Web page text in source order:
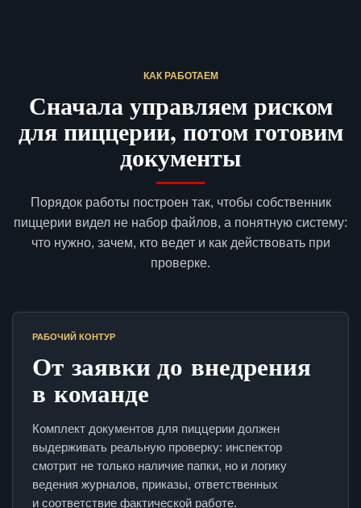
КАК РАБОТАЕМ
Сначала управляем риском
для пиццерии, потом готовим
документы
Порядок работы построен так, чтобы собственник
пиццерии видел не набор файлов, а понятную систему:
что нужно, зачем, кто ведет и как действовать при
проверке.
РАБОЧИЙ КОНТУР
От заявки до внедрения
в команде
Комплект документов для пиццерии должен
выдерживать реальную проверку: инспектор
смотрит не только наличие папки, но и логику
ведения журналов, приказы, ответственных
и соответствие фактической работе.